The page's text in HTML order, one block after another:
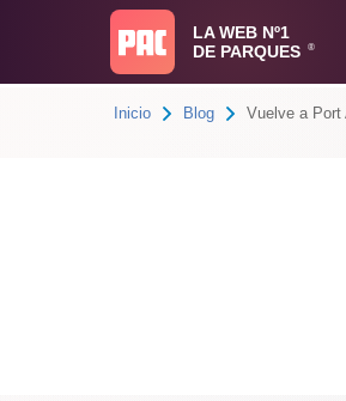
LA WEB Nº1
DE PARQUES
®
Inicio Blog Vuelve a Port